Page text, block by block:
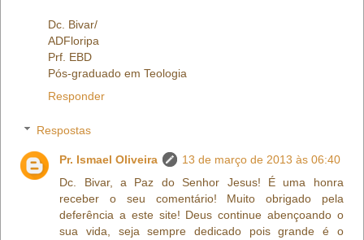
Dc. Bivar/
ADFloripa
Prf. EBD
Pós-graduado em Teologia
Responder
Respostas
Pr. Ismael Oliveira
13 de março de 2013 às 06:40
Dc. Bivar, a Paz do Senhor Jesus! É uma honra
receber o seu comentário! Muito obrigado pela
deferência a este site! Deus continue abençoando o
sua vida, seja sempre dedicado pois grande é o